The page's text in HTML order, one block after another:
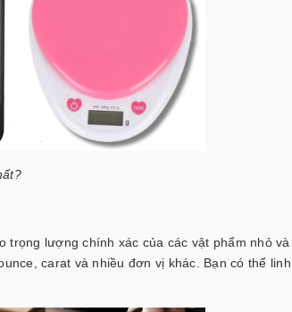
trọng lượng chính xác của các vật phẩm nhỏ
carat và nhiều đơn vị khác. Bạn có thể